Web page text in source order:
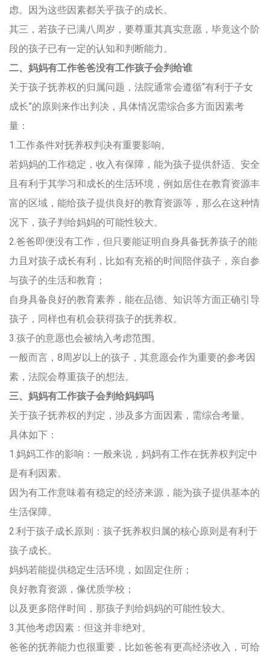
虑。因为这些因素都关乎孩子的成长。
其三，若孩子已满八周岁，要尊重其真实意愿，毕竟这个阶
段的孩子已有一定的认知和判断能力。
二、妈妈有工作爸爸没有工作孩子会判给谁
关于孩子抚养权的归属问题，法院通常会遵循“有利于子女
成长”的原则来作出判决，具体情况需综合多方面因素考
量：
1.工作条件对抚养权判决有重要影响。
若妈妈的工作稳定，收入有保障，能为孩子提供舒适、安全
且有利于其学习和成长的生活环境，例如居住在教育资源丰
富的区域，能给孩子提供良好的教育资源等，那么在这种情
况下，孩子判给妈妈的可能性较大。
2.爸爸即便没有工作，但只要能证明自身具备抚养孩子的能
力且对孩子成长有利，比如有充裕的时间陪伴孩子，亲自参
与孩子的生活和教育；
自身具备良好的教育素养，能在品德、知识等方面正确引导
孩子，同样也有机会获得孩子的抚养权。
3.孩子的意愿也会被纳入考虑范围。
一般而言，8周岁以上的孩子，其意愿会作为重要的参考因
素，法院会尊重孩子的想法。
三、妈妈有工作孩子会判给妈妈吗
关于孩子抚养权的判定，涉及多方面因素，需综合考量。
具体如下：
1.妈妈工作的影响：一般来说，妈妈有工作在抚养权判定中
是有利因素。
因为有工作意味着有稳定的经济来源，能为孩子提供基本的
生活保障。
2.利于孩子成长原则：孩子抚养权归属的核心原则是有利于
孩子成长。
妈妈若能提供稳定生活环境，如固定住所；
良好教育资源，像优质学校；
以及更多陪伴时间，那孩子判给妈妈的可能性较大。
3.其他考虑因素：但这并非绝对。
爸爸的抚养能力也很重要，比如爸爸有更高经济收入，可给